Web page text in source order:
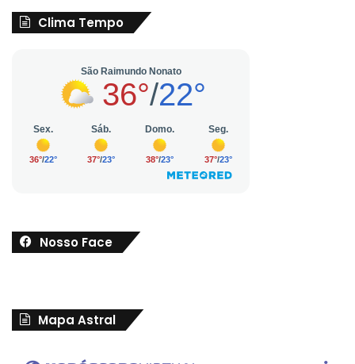
Clima Tempo
Nosso Face
Mapa Astral